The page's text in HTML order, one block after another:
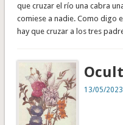
que cruzar el río una cabra
comiese a nadie. Como digo
hay que cruzar a los tres
13/05/2023